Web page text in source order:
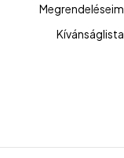
Megrendeléseim
Kívánságlista